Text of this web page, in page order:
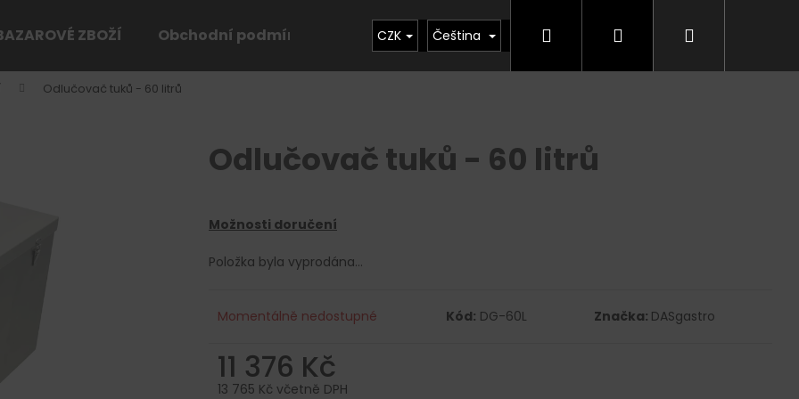
ZBOŽÍ Obchodní podmínky Kontakty Půjčovna Vrácení zboží, odstoupení od
CZK Čeština Hledat Přihlášení
Odlučovač tuků - 60 litrů
Odlučovač tuků - 60 litrů
Možnosti doručení
Položka byla vyprodána…
Momentálně nedostupné Kód: DG-60L Značka: DASgastro
11 376 Kč
13 765 Kč včetně DPH
Co potřebujete najít?
HLEDAT